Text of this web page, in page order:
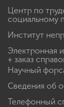
Центр по
социальному
Институт
Электронная
+ заказ
Научный
Сведения об
Телефонный